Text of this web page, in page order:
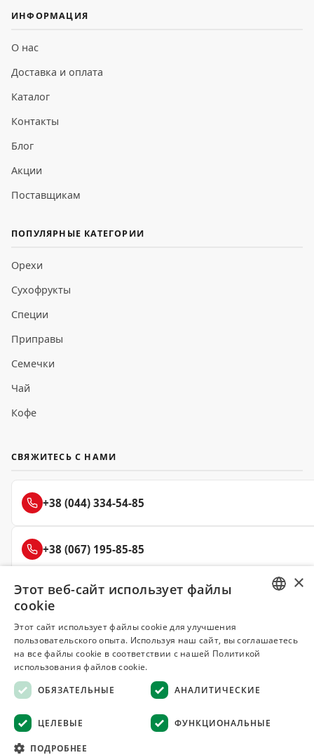
ИНФОРМАЦИЯ
О нас
Доставка и оплата
Каталог
Контакты
Блог
Акции
Поставщикам
ПОПУЛЯРНЫЕ КАТЕГОРИИ
Орехи
Сухофрукты
Специи
Приправы
Семечки
Чай
Кофе
СВЯЖИТЕСЬ С НАМИ
+38 (044) 334-54-85
+38 (067) 195-85-85
+38 (050) 145-85-45
Делюкс
СПЕЦИИ И ПРЯНОСТИ
© 2008–2026 Магазин специй и пряностей Делюкс, Киев
Все материалы на сайте защищены авторским правом
UKRAINIAN
×
Этот веб-сайт использует файлы
cookie
Этот сайт использует файлы cookie для улучшения
пользовательского опыта. Используя наш сайт, вы соглашаетесь
на все файлы cookie в соответствии с нашей Политикой
использования файлов cookie.
ОБЯЗАТЕЛЬНЫЕ
АНАЛИТИЧЕСКИЕ
ЦЕЛЕВЫЕ ФУНКЦИОНАЛЬНЫЕ
ПОДРОБНЕЕ